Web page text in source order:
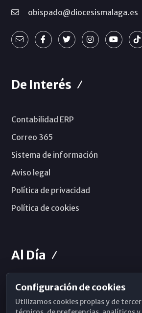
obispado@diocesismalaga.es
De Interés
Contabilidad ERP
Correo 365
Sistema de información
Aviso legal
Política de privacidad
Política de cookies
Al Día
Horarios de Misa
Hemeroteca
Configuración de cookies
Utilizamos cookies propias y de